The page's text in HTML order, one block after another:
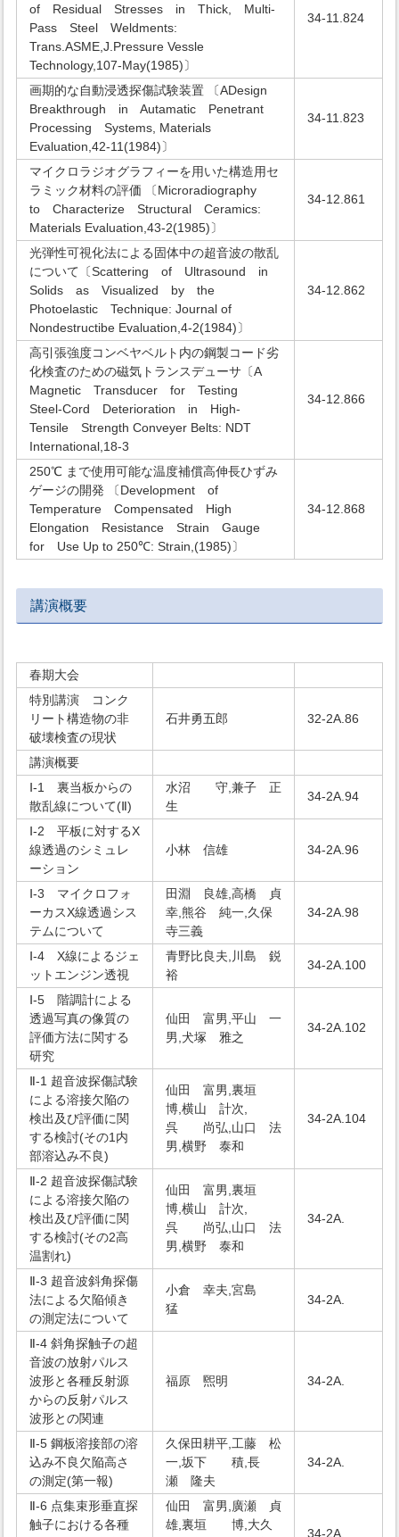
of Residual Stresses in Thick, Multi-
Pass Steel Weldments:
Trans.ASME,J.Pressure Vessle
Technology,107-May(1985)〕
34-11.824
画期的な自動浸透探傷試験装置 〔ADesign
Breakthrough in Autamatic Penetrant
Processing Systems, Materials
Evaluation,42-11(1984)〕
34-11.823
マイクロラジオグラフィーを用いた構造用セ
ラミック材料の評価 〔Microradiography
to Characterize Structural Ceramics:
Materials Evaluation,43-2(1985)〕
34-12.861
光弾性可視化法による固体中の超音波の散乱
について〔Scattering of Ultrasound in
Solids as Visualized by the
Photoelastic Technique: Journal of
Nondestructibe Evaluation,4-2(1984)〕
34-12.862
高引張強度コンベヤベルト内の鋼製コード劣
化検査のための磁気トランスデューサ〔A
Magnetic Transducer for Testing
Steel-Cord Deterioration in High-
Tensile Strength Conveyer Belts: NDT
International,18-3
34-12.866
250℃ まで使用可能な温度補償高伸長ひずみ
ゲージの開発 〔Development of
Temperature Compensated High
Elongation Resistance Strain Gauge
for Use Up to 250℃: Strain,(1985)〕
34-12.868
講演概要
春期大会
特別講演 コンク
リート構造物の非
破壊検査の現状
石井勇五郎 32-2A.86
講演概要
Ⅰ-1 裏当板からの
散乱線について(Ⅱ)
水沼 守,兼子 正
生
34-2A.94
Ⅰ-2 平板に対するX
線透過のシミュレ
ーション
小林 信雄 34-2A.96
Ⅰ-3 マイクロフォ
ーカスX線透過シス
テムについて
田淵 良雄,高橋 貞
幸,熊谷 純一,久保
寺三義
34-2A.98
Ⅰ-4 X線によるジェ
ットエンジン透視
青野比良夫,川島 鋭
裕
34-2A.100
Ⅰ-5 階調計による
透過写真の像質の
評価方法に関する
研究
仙田 富男,平山 一
男,犬塚 雅之
34-2A.102
Ⅱ-1 超音波探傷試験
による溶接欠陥の
検出及び評価に関
する検討(その1内
部溶込み不良)
仙田 富男,裏垣
博,横山 計次,
呉 尚弘,山口 法
男,横野 泰和
34-2A.104
Ⅱ-2 超音波探傷試験
による溶接欠陥の
検出及び評価に関
する検討(その2高
温割れ)
仙田 富男,裏垣
博,横山 計次,
呉 尚弘,山口 法
男,横野 泰和
34-2A.
Ⅱ-3 超音波斜角探傷
法による欠陥傾き
の測定法について
小倉 幸夫,宮島
猛
34-2A.
Ⅱ-4 斜角探触子の超
音波の放射パルス
波形と各種反射源
からの反射パルス
波形との関連
福原 煕明 34-2A.
Ⅱ-5 鋼板溶接部の溶
込み不良欠陥高さ
の測定(第一報)
久保田耕平,工藤 松
一,坂下 積,長
瀬 隆夫
34-2A.
Ⅱ-6 点集束形垂直探
触子における各種
仙田 富男,廣瀬 貞
雄,裏垣 博,大久
34-2A.